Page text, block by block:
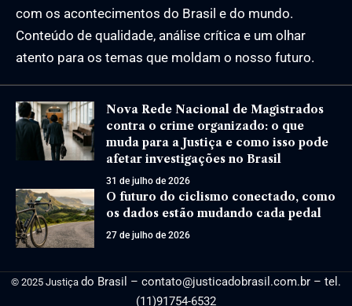
com os acontecimentos do Brasil e do mundo.
Conteúdo de qualidade, análise crítica e um olhar
atento para os temas que moldam o nosso futuro.
Nova Rede Nacional de Magistrados
contra o crime organizado: o que
muda para a Justiça e como isso pode
afetar investigações no Brasil
31 de julho de 2026
O futuro do ciclismo conectado, como
os dados estão mudando cada pedal
27 de julho de 2026
© 2025 Justiça do Brasil – contato@justicadobrasil.com.br – tel.
(11)91754-6532